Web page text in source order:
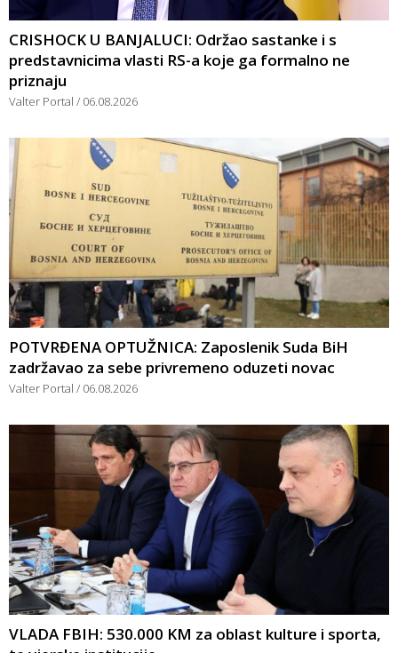
CRISHOCK U BANJALUCI: Održao sastanke i s
predstavnicima vlasti RS-a koje ga formalno ne
priznaju
Valter Portal 06.08.2026
POTVRĐENA OPTUŽNICA: Zaposlenik Suda BiH
zadržavao za sebe privremeno oduzeti novac
Valter Portal 06.08.2026
VLADA FBIH: 530.000 KM za oblast kulture i sporta,